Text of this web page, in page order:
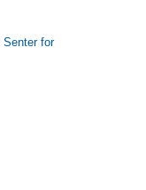
Senter for